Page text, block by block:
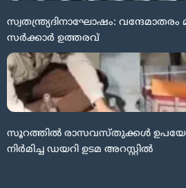
സ്വതന്ത്ര്യദിനാഘോഷം:
സർക്കാർ ഉത്തരവ്
സൂറത്തിൽ രാസവസ്തുക്കൾ
നിർമിച്ച ഡയറി ഉടമ അറസ്റ്റിൽ